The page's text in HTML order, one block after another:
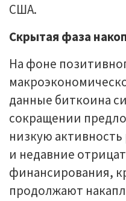
США.
Скрытая фаза
На фоне
данные биткоина
сокращении
низкую
и недавние
финансирования,
продолжают